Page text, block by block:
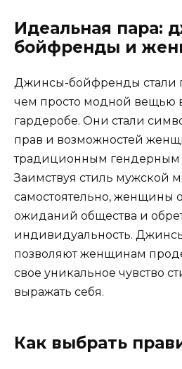
Идеальная пара:
бойфренды и
Джинсы-бойфренды стали
чем просто модной вещью
гардеробе. Они стали
прав и возможностей
традиционным гендерным
Заимствуя стиль мужской
самостоятельно, женщины
ожиданий общества и
индивидуальность.
позволяют женщинам
свое уникальное чувство
выражать себя.
Как выбрать